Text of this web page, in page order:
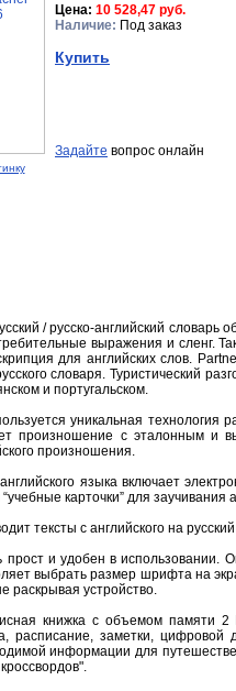
Цена: 10 528,47 руб.
Наличие: Под заказ
Купить
Задайте вопрос онлайн
/ русско-английский
выражения и сленг.
для английских слов.
словаря. Туристический
и португальском.
уникальная технология
произношение с эталонным и
произношения.
языка включает
карточки” для заучивания
тексты с английского на
прост и удобен в использовании.
выбрать размер шрифта на
раскрывая устройство.
книжка с объемом памяти
расписание, заметки,
информации для